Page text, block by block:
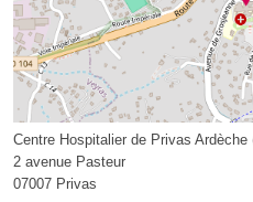
Centre Hospitalier de Privas Ardèche
2 avenue Pasteur
07007 Privas